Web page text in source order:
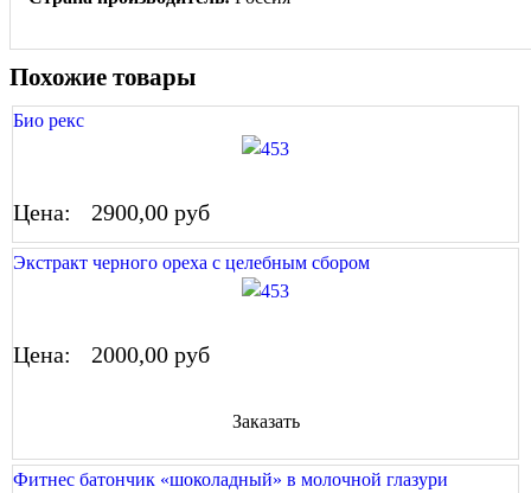
Похожие товары
Био рекс
Цена: 2900,00 руб
Экстракт черного ореха с целебным сбором
Цена: 2000,00 руб
Заказать
Фитнес батончик «шоколадный» в молочной глазури